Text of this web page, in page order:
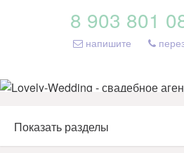
8 903 801
напишите
Показать разделы